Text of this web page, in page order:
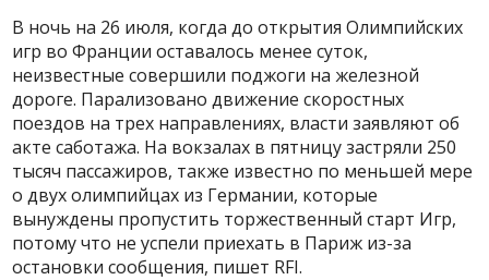
В ночь на 26 июля, когда до открытия Олимпийских
игр во Франции оставалось менее суток,
неизвестные совершили поджоги на железной
дороге. Парализовано движение скоростных
поездов на трех направлениях, власти заявляют об
акте саботажа. На вокзалах в пятницу застряли 250
тысяч пассажиров, также известно по меньшей мере
о двух олимпийцах из Германии, которые
вынуждены пропустить торжественный старт Игр,
потому что не успели приехать в Париж из-за
остановки сообщения, пишет RFI.